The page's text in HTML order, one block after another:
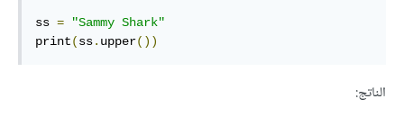
ss =
"Sammy Shark"
print(ss. upper())
الناتج: